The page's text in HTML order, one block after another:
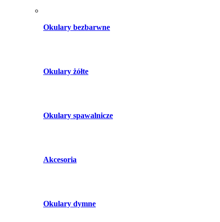
Okulary bezbarwne
Okulary żółte
Okulary spawalnicze
Akcesoria
Okulary dymne